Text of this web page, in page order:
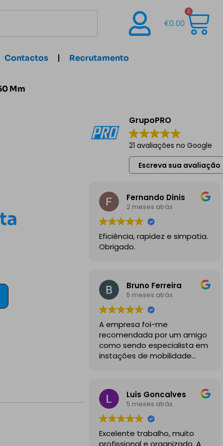
€0.00
0
Contactos Recrutamento
Mm
GrupoPRO
21 avaliações no Google
Escreva sua avaliação
Fernando Dinis
2 meses atrás
Eficiência, rapidez e simpatia.
Obrigado.
Bruno Ferreira
5 meses atrás
A empresa foi-me
recomendada por um amigo
como sendo especialista em
instações de mobilidade
profissionais, comunicativos e
disponiveis para todas as
minhas dúvidas.
A instalação de tomada
reforçada em garagem
Luis Goncalves
5 meses atrás
Excelente trabalho, muito
profissional e organizado. A